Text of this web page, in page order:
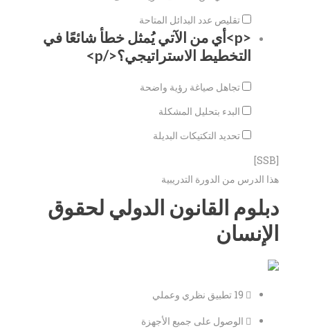
تقليص عدد البدائل المتاحة
<p>أي من الآتي يُمثل خطأ شائعًا في
التخطيط الاستراتيجي؟</p>
تجاهل صياغة رؤية واضحة
البدء بتحليل المشكلة
تحديد التكتيكات البديلة
[SSB]
هذا الدرس من الدورة التدريبية
دبلوم القانون الدولي لحقوق
الإنسان
الوصول على جميع الأجهزة